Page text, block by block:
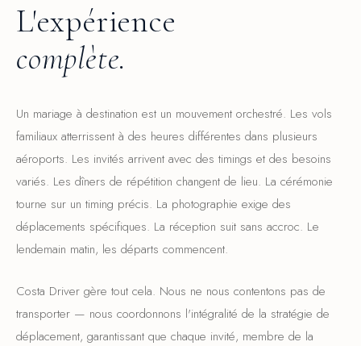
L'expérience
complète.
Un mariage à destination est un mouvement orchestré. Les vols
familiaux atterrissent à des heures différentes dans plusieurs
aéroports. Les invités arrivent avec des timings et des besoins
variés. Les dîners de répétition changent de lieu. La cérémonie
tourne sur un timing précis. La photographie exige des
déplacements spécifiques. La réception suit sans accroc. Le
lendemain matin, les départs commencent.
Costa Driver gère tout cela. Nous ne nous contentons pas de
transporter — nous coordonnons l'intégralité de la stratégie de
déplacement, garantissant que chaque invité, membre de la